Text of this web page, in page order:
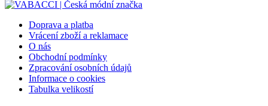
Doprava a platba
Vrácení zboží a reklamace
O nás
Obchodní podmínky
Zpracování osobních údajů
Informace o cookies
Tabulka velikostí